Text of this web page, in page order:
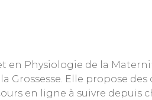
en Physiologie de la
Grossesse. Elle propose des
en ligne à suivre depuis